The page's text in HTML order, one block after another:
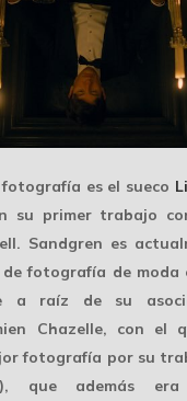
es el sueco
su primer trabajo
Sandgren es
fotografía de moda
a raíz de su
Chazelle, con el
fotografía por su
que además